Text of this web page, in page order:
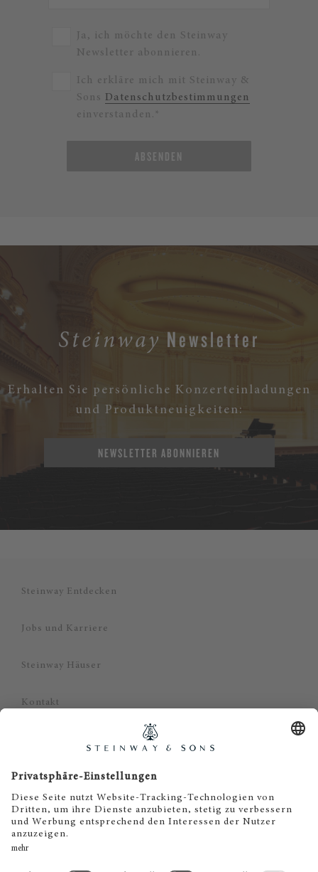
Ja, ich möchte den Steinway
Newsletter abonnieren.
Ich erkläre mich mit Steinway &
Sons Datenschutzbestimmungen
einverstanden.*
ABSENDEN
Steinway Newsletter
Erhalten Sie persönliche Konzerteinladungen
und Produktneuigkeiten:
NEWSLETTER ABONNIEREN
Steinway Entdecken
Jobs und Karriere
Steinway Häuser
Kontakt
Impressum
Haftungsausschluss
Cookie Zustimmung